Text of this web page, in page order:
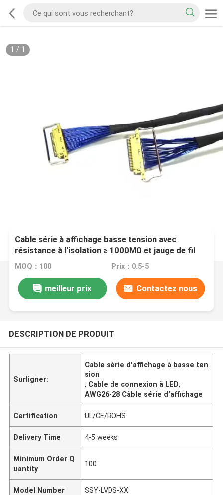
1 / 1
Cable série à affichage basse tension avec
résistance à l'isolation ≥ 1000MΩ et jauge de fil
AWG26-28
MOQ：100 Prix：0.5-5
meilleur prix Contactez nous
DESCRIPTION DE PRODUIT
Surligner:
Cable série d'affichage à basse ten
sion
, Cable de connexion à LED,
AWG26-28 Câble série d'affichage
Certification UL/CE/ROHS
Delivery Time 4-5 weeks
Minimum Order Q
uantity
100
Model Number SSY-LVDS-XX